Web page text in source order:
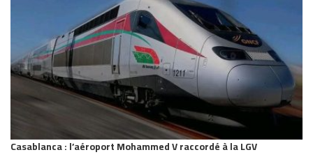
Casablanca : l’aéroport Mohammed V raccordé à la LGV